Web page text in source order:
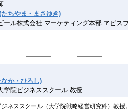
ちやま・まさゆき)
ール株式会社 マーケティング本部 ヱビス
なか・ひろし)
学院ビジネススクール 教授
ジネススクール（大学院戦略経営研究科）教授